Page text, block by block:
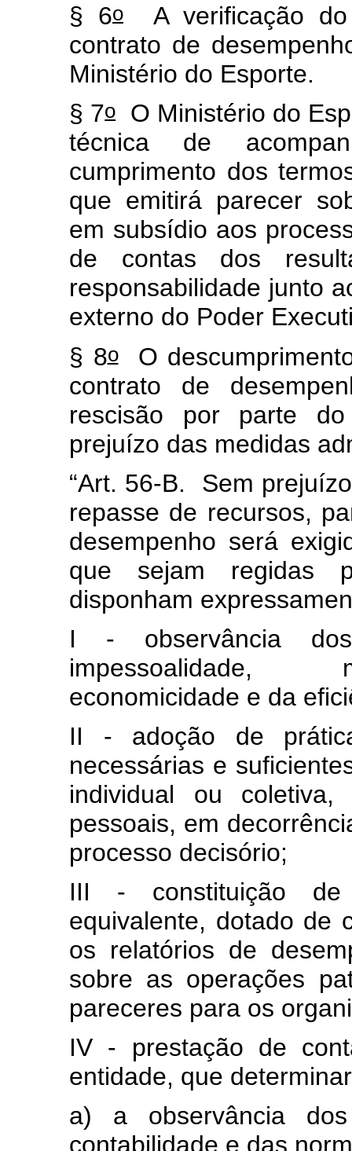
§ 6o A verificação do
contrato de
Ministério do Esporte.
§ 7oO Ministério do
técnica de
cumprimento dos
que emitirá parecer
em subsídio aos
de contas dos
responsabilidade junto
externo do Poder
§ 8oO
contrato de
rescisão por parte
prejuízo das medidas
“Art. 56-B. Sem
repasse de recursos,
desempenho será
que sejam regidas
disponham
I - observância
impessoalidade,
economicidade e da
II - adoção de
necessárias e
individual ou
pessoais, em
processo decisório;
III - constituição
equivalente, dotado de
os relatórios de
sobre as operações
pareceres para os
IV - prestação de
entidade, que
a) a observância
contabilidade e das